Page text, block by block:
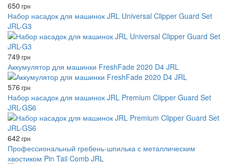
650 грн
Набор насадок для машинок JRL Universal Clipper Guard Set
JRL-G3
749 грн
Аккумулятор для машинки FreshFade 2020 D4 JRL
576 грн
Набор насадок для машинок JRL Premium Clipper Guard Set
JRL-GS6
642 грн
Профессиональный гребень-шпилька с металлическим
хвостиком Pin Tail Comb JRL